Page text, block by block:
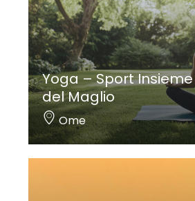
Yoga – Sport
del Maglio
Ome